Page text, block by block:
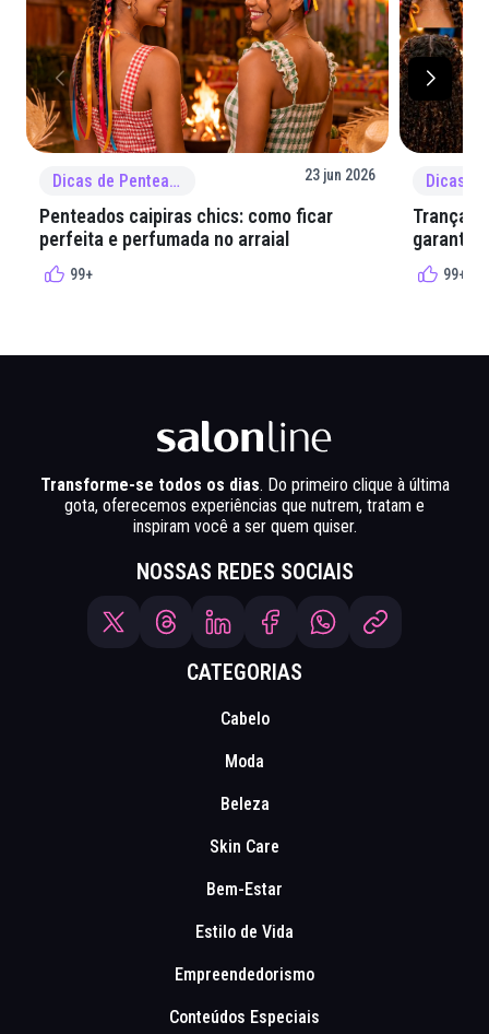
Dicas de Penteado 23 jun 2026
Penteados caipiras chics: como ficar
perfeita e perfumada no arraial
99+
Tranças
garantir
99+
Transforme-se todos os dias. Do primeiro clique à última
gota, oferecemos experiências que nutrem, tratam e
inspiram você a ser quem quiser.
NOSSAS REDES SOCIAIS
CATEGORIAS
Cabelo
Moda
Beleza
Skin Care
Bem-Estar
Estilo de Vida
Empreendedorismo
Conteúdos Especiais